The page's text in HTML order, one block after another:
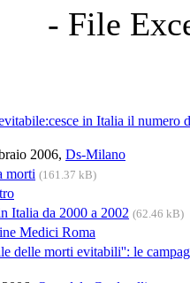
- File
in Italia il
2006, Ds-Milano
morti (161.37 kB)
Italia da 2000 a 2002 (62.46 kB)
Medici Roma
delle morti evitabili'': le